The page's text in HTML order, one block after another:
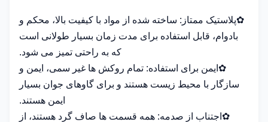
✿پلاستیک ممتاز: ساخته شده از مواد با کیفیت بالا، محکم و
بادوام، قابل استفاده برای مدت زمان بسیار طولانی است
که به راحتی تمیز می شود.
✿ایمن برای استفاده: تمام روکش ها غیر سمی، ایمن و
سازگار با محیط زیست هستند و برای گاوهای جوان بسیار
ایمن هستند.
✿اجتناب از صدمه: همه قسمت ها صاف گرد هستند، از